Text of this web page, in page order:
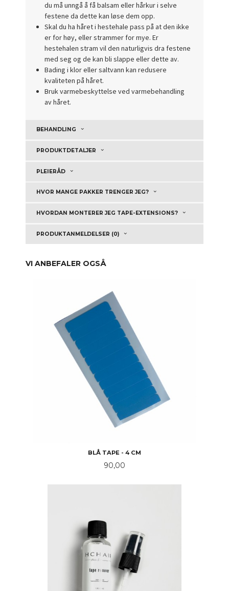
du må unngå å få balsam eller hårkur i selve
festene da dette kan løse dem opp.
Skal du ha håret i hestehale pass på at den ikke
er for høy, eller strammer for mye. Er
hestehalen stram vil den naturligvis dra festene
med seg og de kan bli slappe eller dette av.
Bading i klor eller saltvann kan redusere
kvaliteten på håret.
Bruk varmebeskyttelse ved varmebehandling
av håret.
BEHANDLING
PRODUKTDETALJER
PLEIERÅD
HVOR MANGE PAKKER TRENGER JEG?
HVORDAN MONTERER JEG TAPE-EXTENSIONS?
PRODUKTANMELDELSER (0)
VI ANBEFALER OGSÅ
BLÅ TAPE - 4 CM
Pris
90,00